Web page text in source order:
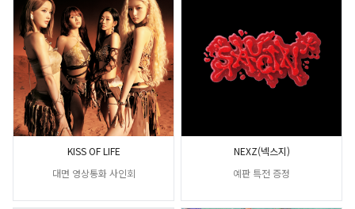
KISS OF LIFE
대면 영상통화 사인회
NEXZ(넥스지)
예판 특전 증정